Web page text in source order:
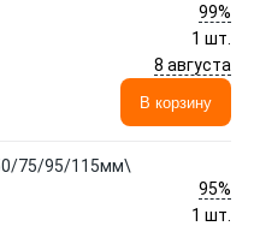
99%
1 шт.
8 августа
В корзину
75/95/115мм\
95%
1 шт.